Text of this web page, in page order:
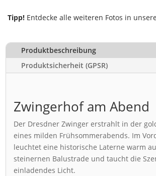
Tipp! Entdecke alle weiteren Fotos in
Produktbeschreibung
Produktsicherheit (GPSR)
Zwingerhof am Abend
Der Dresdner Zwinger erstrahlt in der
eines milden Frühsommerabends. Im
leuchtet eine historische Laterne warm
steinernen Balustrade und taucht die
einladendes Licht.